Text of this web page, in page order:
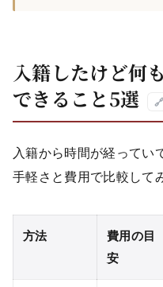
入籍したけど何
できること5選
入籍から時間が経ってい
手軽さと費用で比較して
方法
費用の目
安